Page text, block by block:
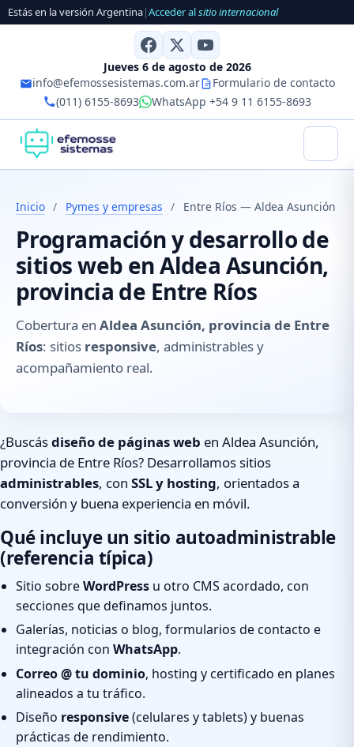
Estás en la versión Argentina|Acceder alsitio internacional
Jueves 6 de agosto de 2026
info@efemossesistemas.com.ar
Formulario de contacto
(011) 6155-8693
WhatsApp +54 9 11 6155-8693
Inicio / Pymes y empresas / Entre Ríos — Aldea Asunción
Programación y desarrollo de
sitios web en Aldea Asunción,
provincia de Entre Ríos
Cobertura en Aldea Asunción, provincia de Entre
Ríos: sitios responsive, administrables y
acompañamiento real.
¿Buscásdiseño de páginas web en Aldea Asunción,
provincia de Entre Ríos? Desarrollamos sitios
administrables, con SSL y hosting, orientados a
conversión y buena experiencia en móvil.
Qué incluye un sitio autoadministrable
(referencia típica)
Sitio sobreWordPress u otro CMS acordado, con
secciones que definamos juntos.
Galerías, noticias o blog, formularios de contacto e
integración con WhatsApp.
Correo @ tu dominio, hosting y certificado en planes
alineados a tu tráfico.
Diseño responsive(celulares y tablets) y buenas
prácticas de rendimiento.